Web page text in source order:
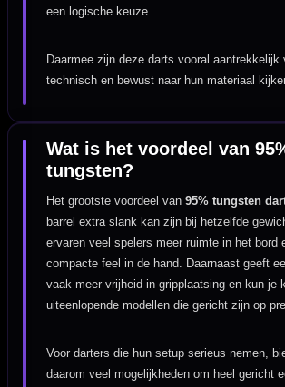
een logische keuze.
Daarmee zijn deze darts vooral aantrekkelijk
technisch en bewust naar hun materiaal
Wat is het voordeel van
tungsten?
Het grootste voordeel van95% tungsten
barrel extra slank kan zijn bij hetzelfde
ervaren veel spelers meer ruimte in het bord
compacte feel in de hand. Daarnaast geeft
vaak meer vrijheid in gripplaatsing en kun je
uiteenlopende modellen die gericht zijn op
Voor darters die hun setup serieus nemen,
daarom veel mogelijkheden om heel gericht